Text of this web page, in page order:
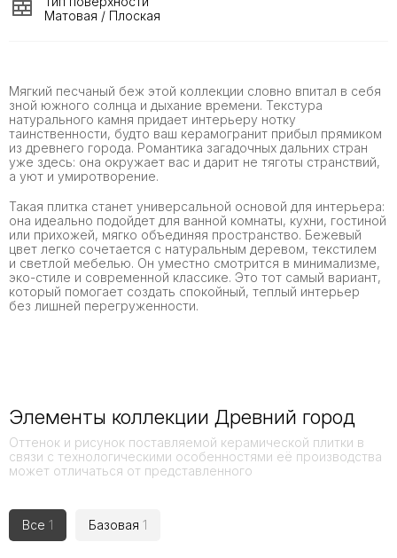
Мягкий песчаный беж этой коллекции словно впитал в себя
зной южного солнца и дыхание времени. Текстура
натурального камня придает интерьеру нотку
таинственности, будто ваш керамогранит прибыл прямиком
из древнего города. Романтика загадочных дальних стран
уже здесь: она окружает вас и дарит не тяготы странствий,
а уют и умиротворение.
Такая плитка станет универсальной основой для интерьера:
она идеально подойдет для ванной комнаты, кухни, гостиной
или прихожей, мягко объединяя пространство. Бежевый
цвет легко сочетается с натуральным деревом, текстилем
и светлой мебелью. Он уместно смотрится в минимализме,
эко-стиле и современной классике. Это тот самый вариант,
который помогает создать спокойный, теплый интерьер
без лишней перегруженности.
Матовая / Плоская
Элементы коллекции Древний город
Оттенок и рисунок поставляемой керамической плитки в
связи с технологическими особенностями её производства
может отличаться от представленного
Все 1 Базовая 1